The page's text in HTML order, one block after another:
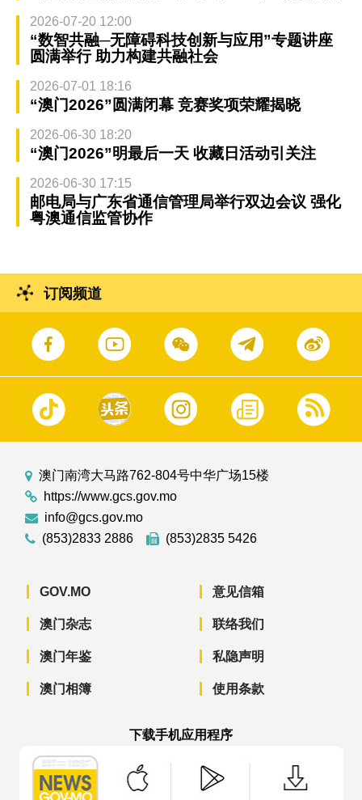
2026-07-20 12:00
“数智共融─无障碍科技创新与应用”专题讲座
圆满举行 助力构建共融社会
2026-07-01 18:16
“澳门2026”圆满闭幕 竞赛奖项荣耀揭晓
2026-06-30 18:20
“澳门2026”明最后一天 收藏日活动引关注
2026-06-30 17:15
邮电局与广东省通信管理局举行双边会议 强化
粤澳通信监管协作
订阅频道
澳门南湾大马路762-804号中华广场15楼
https://www.gcs.gov.mo
info@gcs.gov.mo
(853)2833 2886
(853)2835 5426
GOV.MO
澳门杂志
澳门年鉴
澳门相簿
意见信箱
联络我们
私隐声明
使用条款
下载手机应用程序